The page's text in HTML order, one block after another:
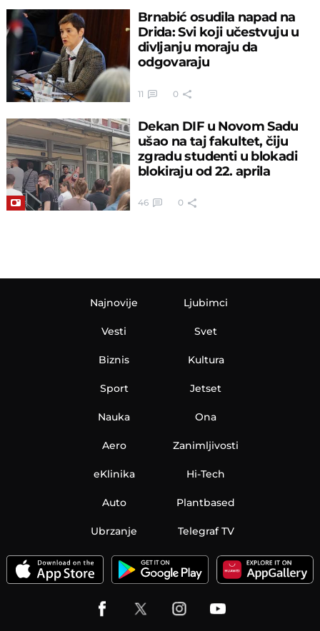
Brnabić osudila napad na
Drida: Svi koji učestvuju u
divljanju moraju da
odgovaraju
11 0
Dekan DIF u Novom Sadu
ušao na taj fakultet, čiju
zgradu studenti u blokadi
blokiraju od 22. aprila
46 0
Najnovije
Vesti
Biznis
Sport
Nauka
Aero
Ljubimci
Svet
Kultura
Jetset
Ona
Zanimljivosti
eKlinika Hi-Tech
Auto Plantbased
Ubrzanje Telegraf TV